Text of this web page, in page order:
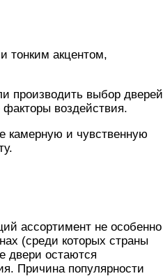
и тонким акцентом,
производить выбор дверей
воздействия.
камерную и чувственную
ассортимент не особенно
(среди которых страны
двери остаются
Причина популярности